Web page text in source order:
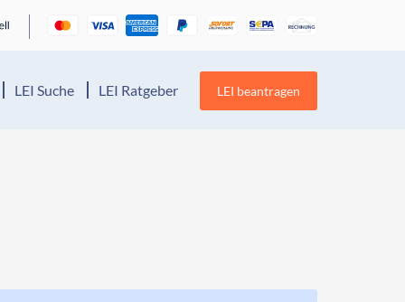
LEI Suche LEI Ratgeber LEI beantragen